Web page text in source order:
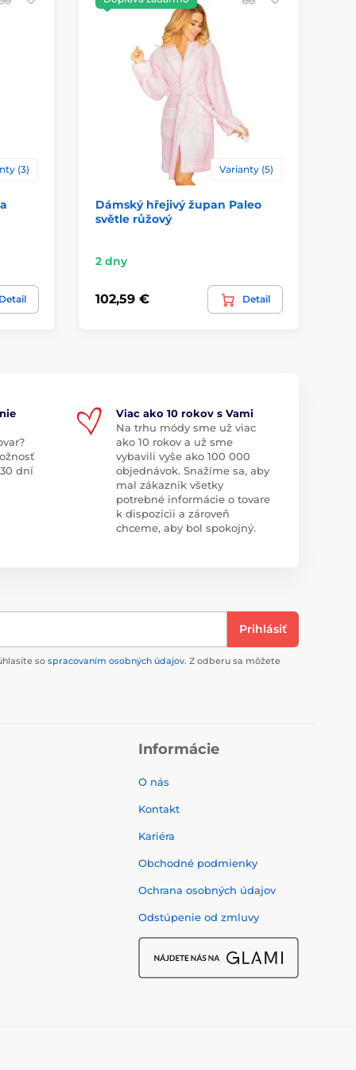
(3)
Detail
Varianty (5)
Dámský hřejivý župan Paleo
světle růžový
2 dny
102,59 € Detail
dní
Viac ako 10 rokov s Vami
Na trhu módy sme už viac
ako 10 rokov a už sme
vybavili vyše ako 100 000
objednávok. Snažíme sa, aby
mal zákazník všetky
potrebné informácie o tovare
k dispozícii a zároveň
chceme, aby bol spokojný.
Prihlásiť
so spracovaním osobných údajov. Z odberu sa môžete
Informácie
O nás
Kontakt
Kariéra
Obchodné podmienky
Ochrana osobných údajov
Odstúpenie od zmluvy